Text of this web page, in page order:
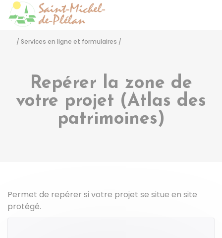
/ Services en ligne et formulaires /
Repérer la zone de
votre projet (Atlas des
patrimoines)
Permet de repérer si votre projet se situe en site
protégé.